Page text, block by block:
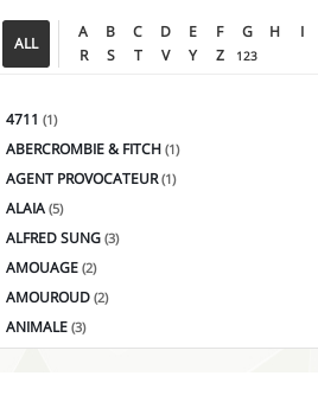
ALL
A B C D E F G H I
R
S T V Y Z 123
4711 (1)
ABERCROMBIE & FITCH (1)
AGENT PROVOCATEUR(1)
ALAIA (5)
ALFRED SUNG (3)
AMOUAGE (2)
AMOUROUD (2)
ANIMALE (3)